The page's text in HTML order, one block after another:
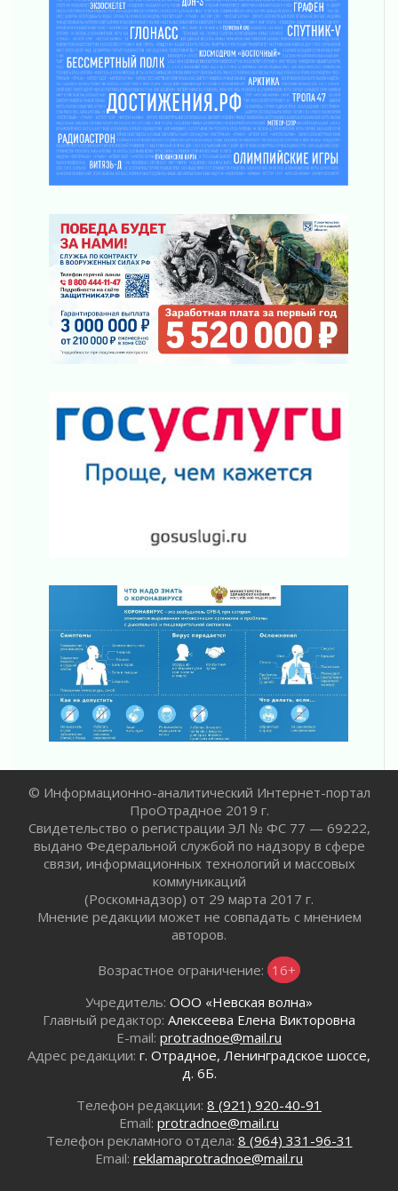
За сутки в Ленинградской области
ликвидировали 10 пожаров
03 августа 2026
Клюква наливается, но в корзинку пока не
просится
03 августа 2026
Строительные компании Ленобласти
подняли зарплаты почти на 40% за год
03 августа 2026
Ленинградской области
03 августа 2026
Уроки безопасности для детей и взрослых
03 августа 2026
Ленобласть отмечает День Воздушно-
десантных войск
02 августа 2026
«Активное лето»
Ленобласть отметила заслуги жителей перед
регионом и страной
02 августа 2026
Ладога — не пруд
02 августа 2026
Ленинградской области о неоплаченных
Пропавшего подростка нашли в Кировском
районе Ленобласти
Жителям Ленобласти напомнили, как
действовать при укусе клеща
02 августа 2026
В Ивангороде назвали новых почетных
граждан Ленинградской области
02 августа 2026
Готовность №1
02 августа 2026
Километровые столбы «Дороги жизни»
отправили на реставрацию
02 августа 2026
Ленобласть внедрила передовую подготовку
операторов БПЛА
02 августа 2026
В Ивангороде появилась «Избушка-
02 августа 2026
01 августа 2026
Лето катится с горки
01 августа 2026
В Ленобласти открылась экспозиция к 150-
01 августа 2026
Лето без гаджетов
01 августа 2026
© Информационно-аналитический Интернет-портал
ПроОтрадное 2019 г.
Свидетельство о регистрации ЭЛ № ФС 77 — 69222,
выдано Федеральной службой по надзору в сфере
связи, информационных технологий и массовых
коммуникаций
(Роскомнадзор) от 29 марта 2017 г.
Мнение редакции может не совпадать с мнением
авторов.
Возрастное ограничение: 16+
Учредитель: ООО «Невская волна»
Главный редактор: Алексеева Елена Викторовна
E-mail: protradnoe@mail.ru
Адрес редакции: г. Отрадное, Ленинградское шоссе,
д. 6Б.
Телефон редакции: 8 (921) 920-40-91
Email: protradnoe@mail.ru
Телефон рекламного отдела: 8 (964) 331-96-31
Email: reklamaprotradnoe@mail.ru